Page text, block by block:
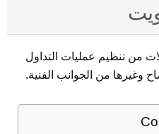
من تنظيم عمليات التداول
وغيرها من الجوانب الفنية.